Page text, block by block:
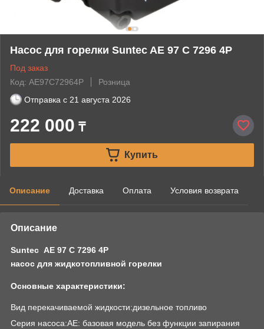
Насос для горелки Suntec AE 97 C 7296 4P
Под заказ
Код: AE97C72964P
Розница
Отправка с 21 августа 2026
222 000 ₸
Купить
Описание Доставка Оплата Условия возврата
Описание
Suntec AE 97 C 7296 4P
насос для жидкотопливной горелки
Основные характеристики:
Вид перекачиваемой жидкости:дизельное топливо
Серия насоса:AE: базовая модель без функции запирания